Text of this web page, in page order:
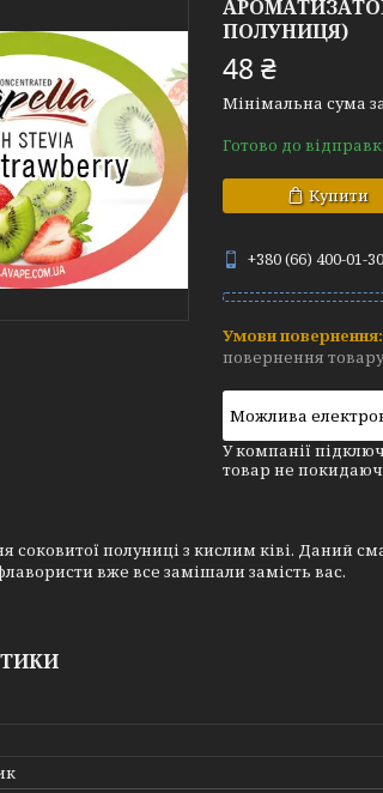
АРОМАТИЗАТОР
ПОЛУНИЦЯ)
48 ₴
Мінімальна сума
Готово до
Купити
+380 (66) 400-01-30
повернення
У компанії
товар не
соковитої полуниці з кислим ківі. Даний
вже все замішали замість вас.